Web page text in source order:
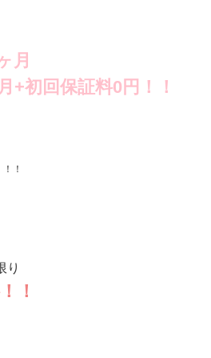
月
+初回保証料0円！！
！
り
！